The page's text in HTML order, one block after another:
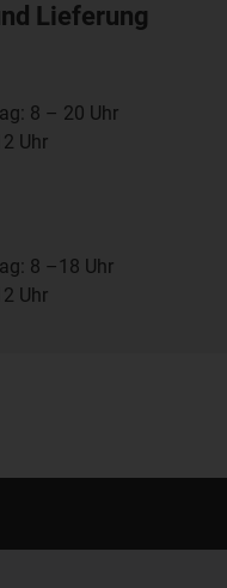
Lieferung
8 – 20 Uhr
Uhr
8 –18 Uhr
Uhr